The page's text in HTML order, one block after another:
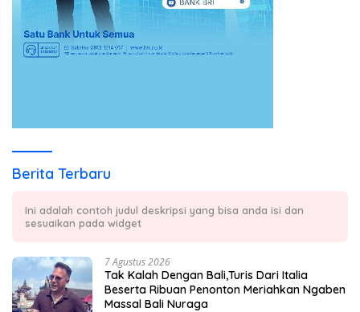
Berita Terbaru
Ini adalah contoh judul deskripsi yang bisa anda isi dan
sesuaikan pada widget
7 Agustus 2026
Tak Kalah Dengan Bali,Turis Dari Italia
Beserta Ribuan Penonton Meriahkan Ngaben
Massal Bali Nuraga